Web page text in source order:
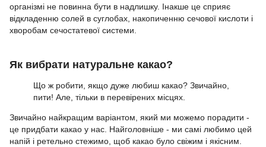
організмі не повинна бути в надлишку. Інакше це сприяє
відкладенню солей в суглобах, накопиченню сечової кислоти і
хворобам сечостатевої системи.
Як вибрати натуральне какао?
Що ж робити, якщо дуже любиш какао? Звичайно,
пити! Але, тільки в перевірених місцях.
Звичайно найкращим варіантом, який ми можемо порадити -
це придбати какао у нас. Найголовніше - ми самі любимо цей
напій і ретельно стежимо, щоб какао було свіжим і якісним.